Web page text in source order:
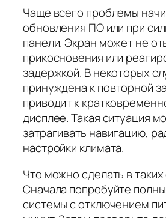
Чаще всего проблемы
обновления ПО или при
панели. Экран может не
прикосновения или
задержкой. В некоторых
принуждена к повторной
приводит к
дисплее. Такая ситуация
затрагивать навигацию,
настройки климата.
Что можно сделать в таких
Сначала попробуйте
системы с отключением